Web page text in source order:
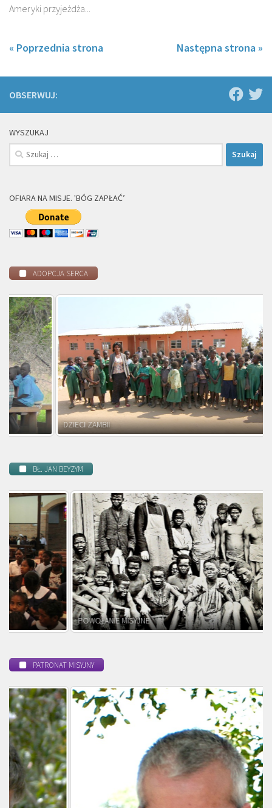
Ameryki przyjeżdża...
« Poprzednia strona Następna strona »
OBSERWUJ:
WYSZUKAJ
Szukaj:
OFIARA NA MISJE. 'BÓG ZAPŁAĆ’
ADOPCJA SERCA
DZIECI ZAMBII
BŁ. JAN BEYZYM
POWOŁANIE MISYJNE
PATRONAT MISYJNY